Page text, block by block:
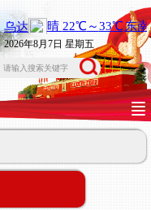
2026年8月7日 星期五